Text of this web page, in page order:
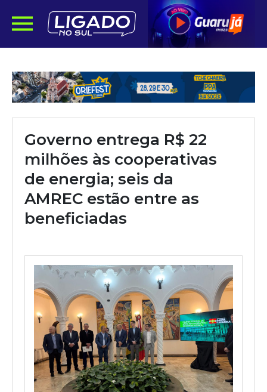
Governo entrega R$ 22
milhões às cooperativas
de energia; seis da
AMREC estão entre as
beneficiadas